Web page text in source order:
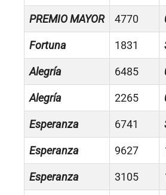
PREMIO MAYOR 4770
Fortuna 1831
Alegría 6485
Alegría 2265
Esperanza 6741
Esperanza 9627
Esperanza 3105